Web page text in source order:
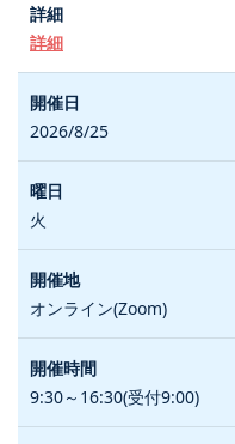
詳細
2026/8/25
火
オンライン(Zoom)
9:30～16:30(受付9:00)